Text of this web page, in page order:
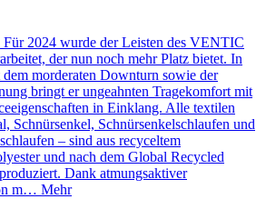
Für 2024 wurde der Leisten des VENTIC
der nun noch mehr Platz bietet. In
morderaten Downturn sowie der
bringt er ungeahnten Tragekomfort mit
in Einklang. Alle textilen
Schnürsenkel, Schnürsenkelschlaufen und
– sind aus recyceltem
und nach dem Global Recycled
Dank atmungsaktiver
m… Mehr